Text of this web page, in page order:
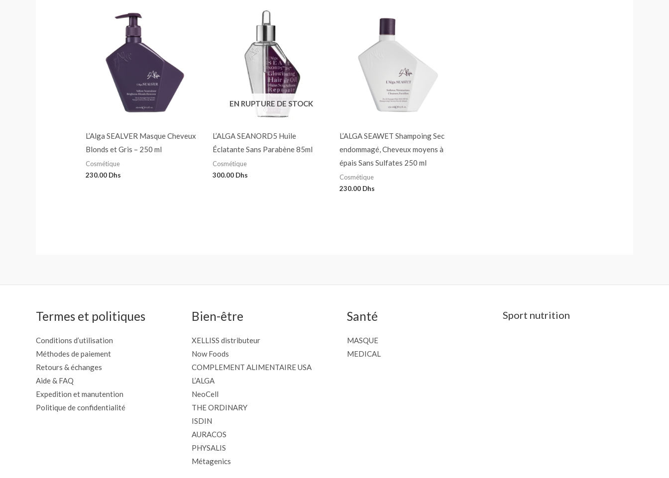
L’Alga SEALVER Masque Cheveux
Blonds et Gris – 250 ml
Cosmétique
230.00 Dhs
EN RUPTURE DE STOCK
L’ALGA SEANORD5 Huile
Éclatante Sans Parabène 85ml
Cosmétique
300.00 Dhs
L’ALGA SEAWET Shampoing Sec
endommagé, Cheveux moyens à
épais Sans Sulfates 250 ml
Cosmétique
230.00 Dhs
Termes et politiques
Conditions d’utilisation
Méthodes de paiement
Retours & échanges
Aide & FAQ
Expedition et manutention
Politique de confidentialité
Bien-être
XELLISS distributeur
Now Foods
COMPLEMENT ALIMENTAIRE USA
L’ALGA
NeoCell
THE ORDINARY
ISDIN
AURACOS
PHYSALIS
Métagenics
Santé
MASQUE
MEDICAL
Sport nutrition